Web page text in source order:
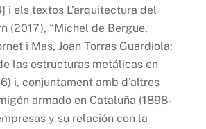
i els textos L’arquitectura del
(2017), “Michel de Bergue,
i Mas, Joan Torras Guardiola:
las estructuras metálicas en
i, conjuntament amb d’altres
armado en Cataluña (1898-
y su relación con la